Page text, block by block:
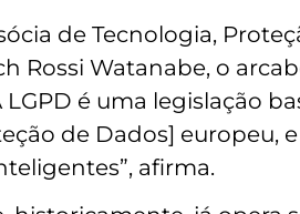
de Tecnologia,
Rossi Watanabe, o
LGPD é uma legislação
de Dados] europeu,
afirma.